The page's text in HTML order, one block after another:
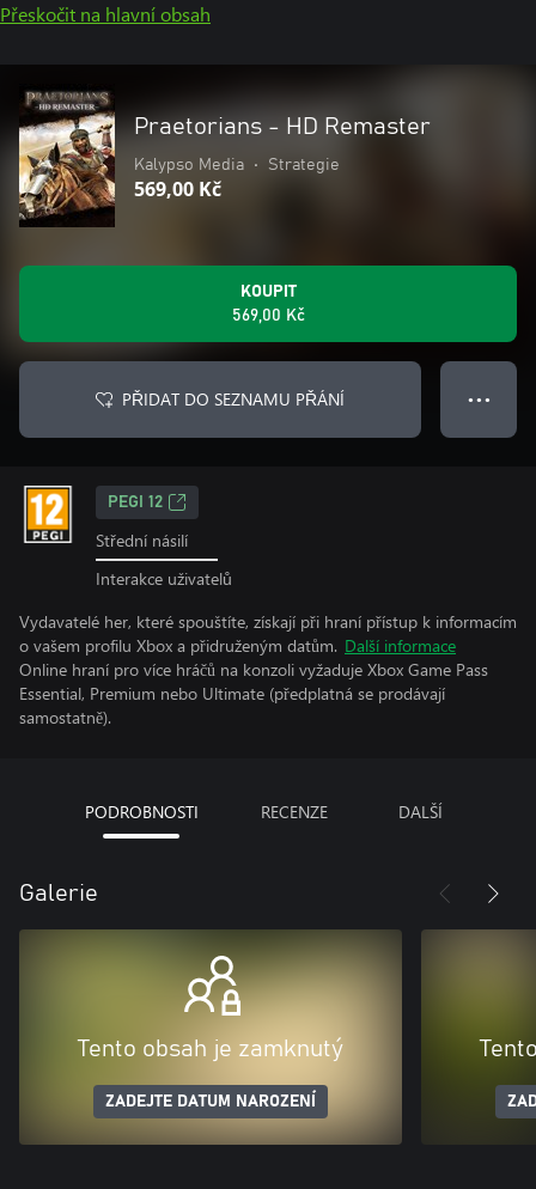
Přeskočit na hlavní obsah
Praetorians - HD Remaster
Kalypso Media • Strategie
569,00 Kč
KOUPIT
569,00 Kč
PŘIDAT DO SEZNAMU PŘÁNÍ ● ● ●
PEGI 12
Střední násilí
Interakce uživatelů
Vydavatelé her, které spouštíte, získají při hraní přístup k informacím
o vašem profilu Xbox a přidruženým datům. Další informace
Online hraní pro více hráčů na konzoli vyžaduje Xbox Game Pass
Essential, Premium nebo Ultimate (předplatná se prodávají
samostatně).
PODROBNOSTI RECENZE DALŠÍ
Galerie
Tento obsah je zamknutý
ZADEJTE DATUM NAROZENÍ